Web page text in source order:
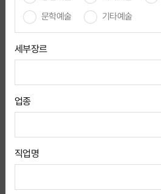
업플레이스
(하우스어셔) 모집(~8/21)
D-14 2026-08-21 마감 90
진행중
8월 경매스페셜리스트 양
~8/31)
경력무관 대학교(4년) 서울 강남구 언주
문학예술
기타예술
세부장르
업종
직업명